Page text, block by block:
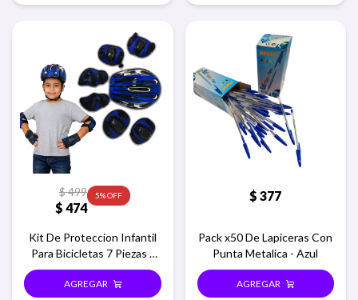
$ 474
$499 5
Kit De Proteccion Infantil
Para Bicicletas 7 Piezas -
Azul
$ 377
Pack x50 De Lapiceras Con
Punta Metalica - Azul